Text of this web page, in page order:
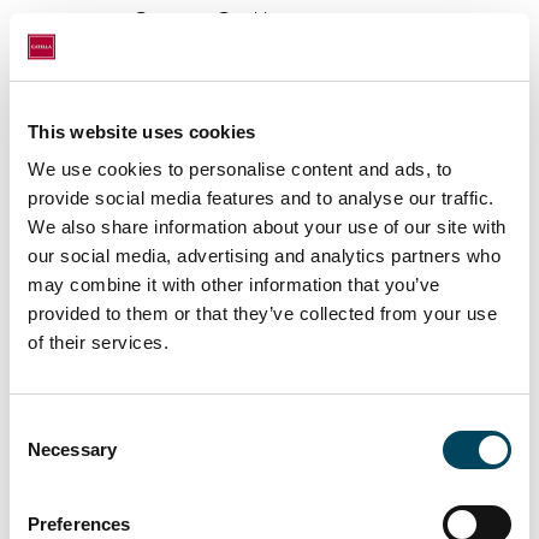
This website uses cookies
We use cookies to personalise content and ads, to
provide social media features and to analyse our traffic.
We also share information about your use of our site with
our social media, advertising and analytics partners who
may combine it with other information that you’ve
provided to them or that they’ve collected from your use
of their services.
Selection
Necessary
Preferences
Orangen-Cookies
dem Online-Offline-Shopping-
Dilemma
dem Kaufverhalten von
Schwangerschaftsvitaminen
dem Boom bei Hund, Katze & Co
dem Fluchtreflex vor der
(endlich legalisiert!)
etwas Substanzielles zum Besten geben